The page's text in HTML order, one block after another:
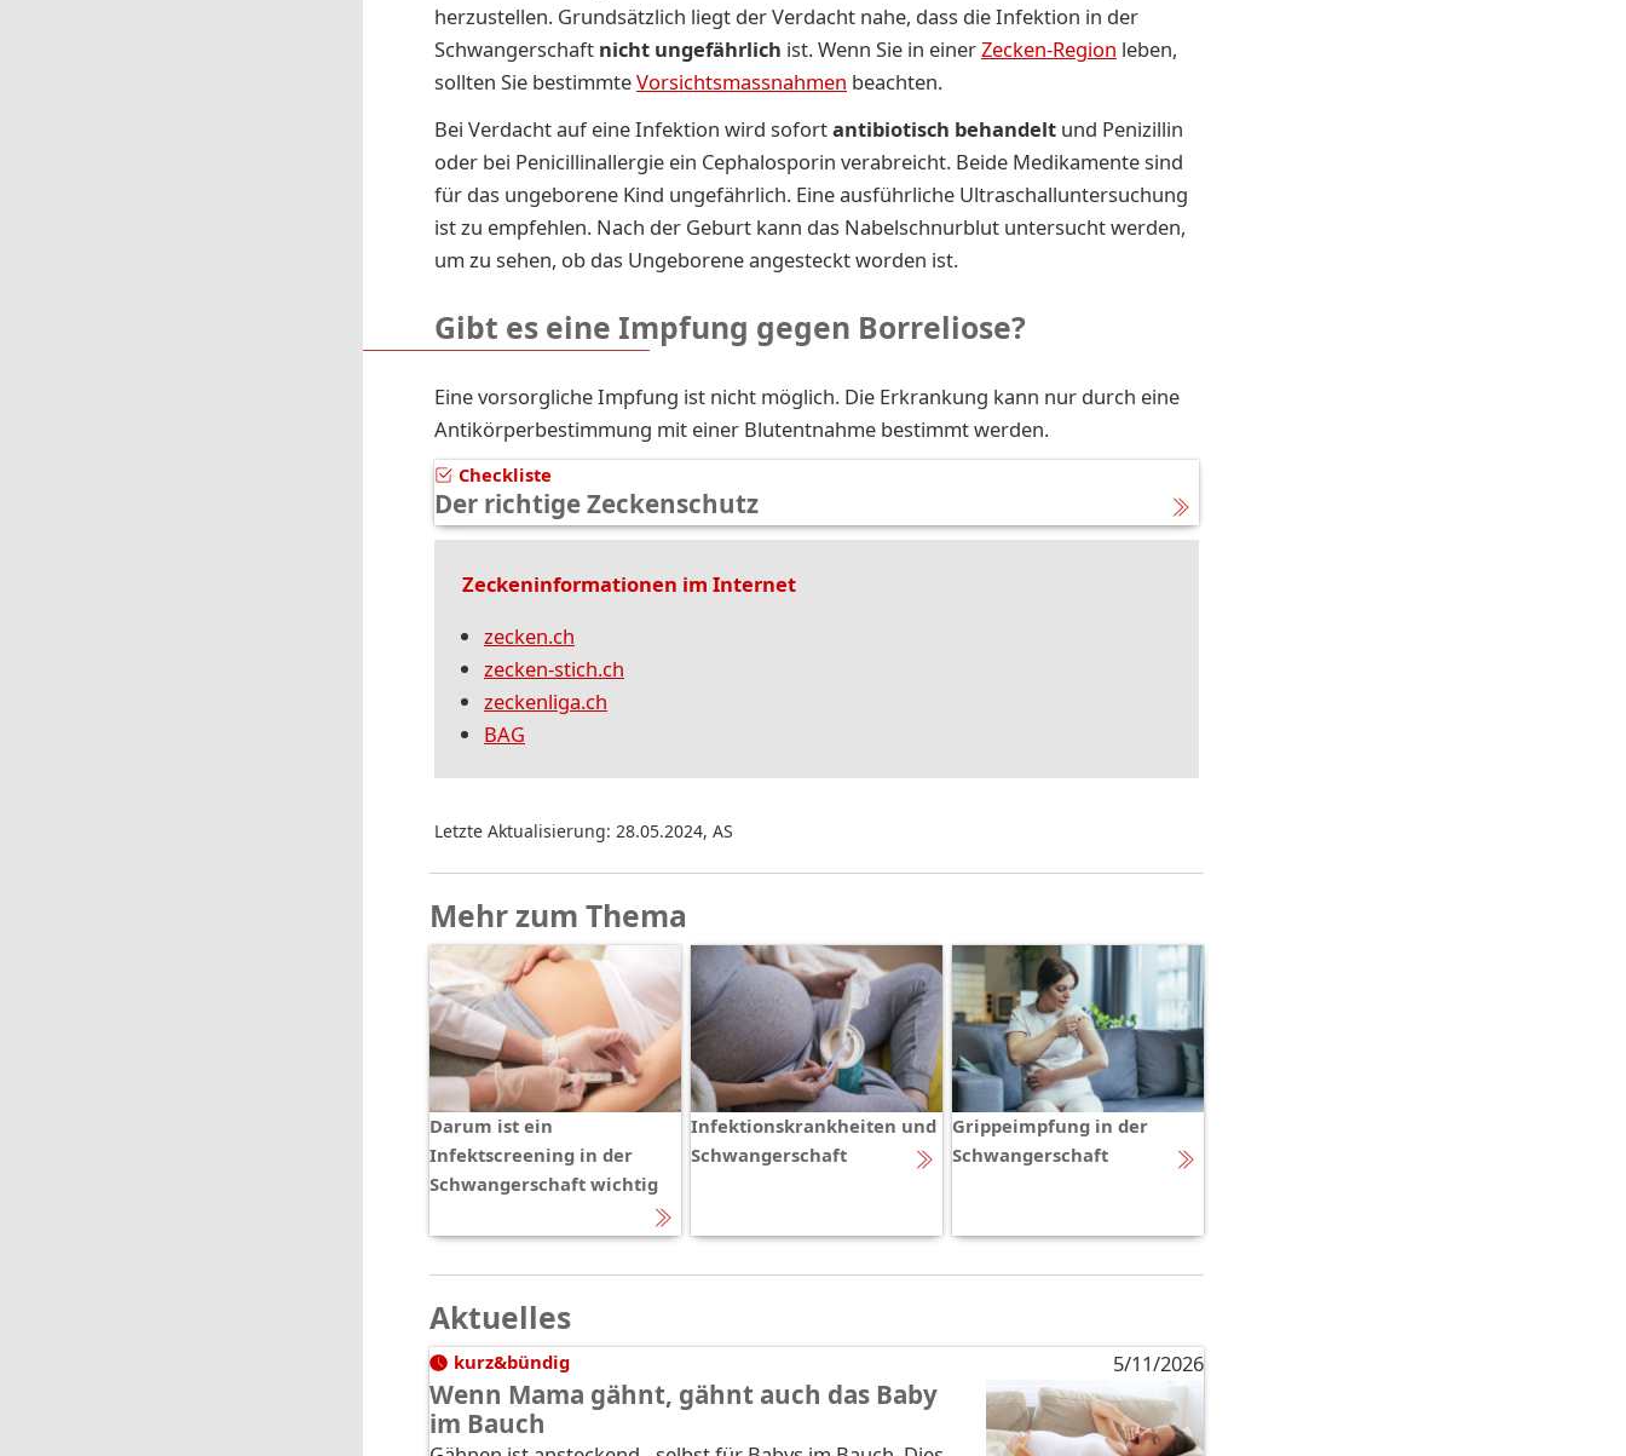
herzustellen. Grundsätzlich liegt der Verdacht nahe, dass die Infektion in der
Schwangerschaft nicht ungefährlich ist. Wenn Sie in einerZecken-Region leben,
sollten Sie bestimmteVorsichtsmassnahmen beachten.
Bei Verdacht auf eine Infektion wird sofortantibiotisch behandelt und Penizillin
oder bei Penicillinallergie ein Cephalosporin verabreicht. Beide Medikamente sind
für das ungeborene Kind ungefährlich. Eine ausführliche Ultraschalluntersuchung
ist zu empfehlen. Nach der Geburt kann das Nabelschnurblut untersucht werden,
um zu sehen, ob das Ungeborene angesteckt worden ist.
Gibt es eine Impfung gegen Borreliose?
Eine vorsorgliche Impfung ist nicht möglich. Die Erkrankung kann nur durch eine
Antikörperbestimmung mit einer Blutentnahme bestimmt werden.
Checkliste
Der richtige Zeckenschutz
Zeckeninformationen im Internet
zecken.ch
zecken-stich.ch
zeckenliga.ch
BAG
Letzte Aktualisierung: 28.05.2024, AS
Mehr zum Thema
Darum ist ein
Infektscreening in der
Schwangerschaft wichtig
Infektionskrankheiten und
Schwangerschaft
Grippeimpfung in der
Schwangerschaft
Aktuelles
kurz&bündig 5/11/2026
Wenn Mama gähnt, gähnt auch das Baby
im Bauch